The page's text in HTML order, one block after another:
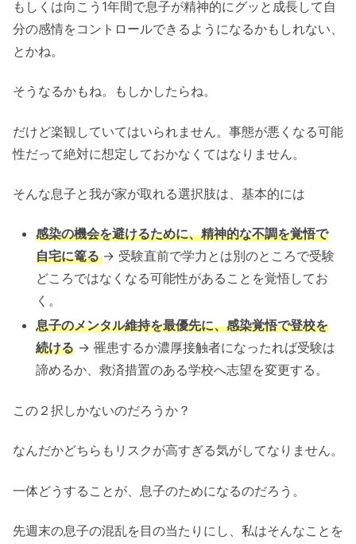
もしくは向こう1年間で息子が精神的にグッと成長して自
分の感情をコントロールできるようになるかもしれない、
とかね。
そうなるかもね。もしかしたらね。
だけど楽観していてはいられません。事態が悪くなる可能
性だって絶対に想定しておかなくてはなりません。
そんな息子と我が家が取れる選択肢は、基本的には
感染の機会を避けるために、精神的な不調を覚悟で
自宅に篭る→ 受験直前で学力とは別のところで受験
どころではなくなる可能性があることを覚悟してお
く。
息子のメンタル維持を最優先に、感染覚悟で登校を
続ける → 罹患するか濃厚接触者になったれば受験は
諦めるか、救済措置のある学校へ志望を変更する。
この２択しかないのだろうか？
なんだかどちらもリスクが高すぎる気がしてなりません。
一体どうすることが、息子のためになるのだろう。
先週末の息子の混乱を目の当たりにし、私はそんなことを